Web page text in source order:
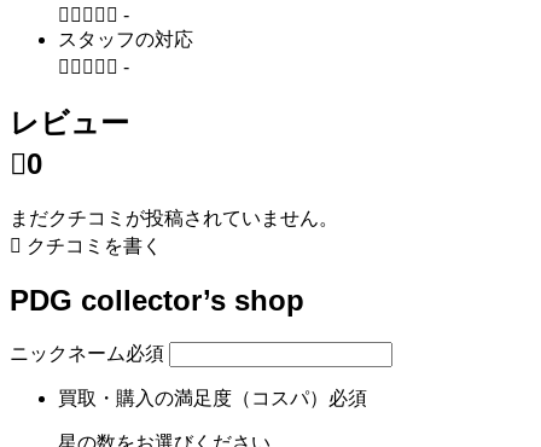
     -
スタッフの対応
     -
レビュー
0
まだクチコミが投稿されていません。
 クチコミを書く
PDG collector’s shop
ニックネーム必須
買取・購入の満足度（コスパ） 必須
星の数をお選びください